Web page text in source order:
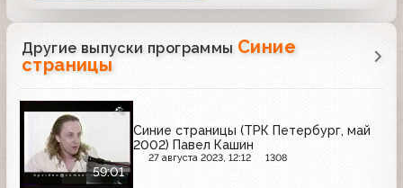
Другие выпуски программы Синие
страницы
59:01
Синие страницы (ТРК Петербург, май
2002) Павел Кашин
27 августа 2023, 12:12 1308